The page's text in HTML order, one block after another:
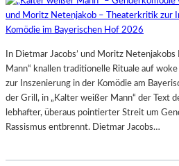
In Dietmar Jacobs’ und Moritz
Mann“ knallen traditionelle Rituale auf
zur Inszenierung in der Komödie am
der Grill, in „Kalter weißer Mann“ der Text
lebhafter, überaus pointierter Streit um
Rassismus entbrennt. Dietmar Jacobs…